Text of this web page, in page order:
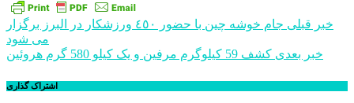
راهبری
نوشته
خبر قبلی
جام خوشه چین با حضور ٤٥٠ ورزشکار در البرز برگزار
می شود
خبر بعدی کشف 59 کیلوگرم مرفین و یک کیلو 580 گرم هروئین
اشتراک گذاری